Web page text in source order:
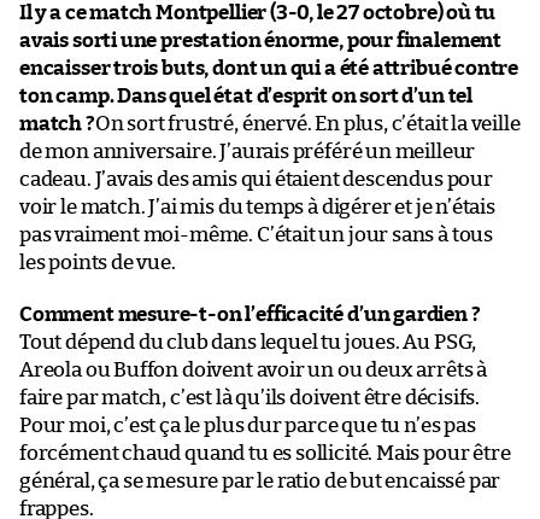
Il y a ce match Montpellier (3-0, le 27 octobre) où tu
avais sorti une prestation énorme, pour finalement
encaisser trois buts, dont un qui a été attribué contre
ton camp. Dans quel état d’esprit on sort d’un tel
match ?On sort frustré, énervé. En plus, c’était la veille
de mon anniversaire. J’aurais préféré un meilleur
cadeau. J’avais des amis qui étaient descendus pour
voir le match. J’ai mis du temps à digérer et je n’étais
pas vraiment moi-même. C’était un jour sans à tous
les points de vue.
Comment mesure-t-on l’efficacité d’un gardien ?
Tout dépend du club dans lequel tu joues. Au PSG,
Areola ou Buffon doivent avoir un ou deux arrêts à
faire par match, c’est là qu’ils doivent être décisifs.
Pour moi, c’est ça le plus dur parce que tu n’es pas
forcément chaud quand tu es sollicité. Mais pour être
général, ça se mesure par le ratio de but encaissé par
frappes.